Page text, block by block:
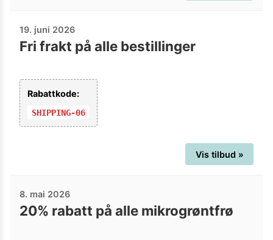
19. juni 2026
Fri frakt på alle bestillinger
Rabattkode:
SHIPPING-06
Vis tilbud »
8. mai 2026
20% rabatt på alle mikrogrøntfrø